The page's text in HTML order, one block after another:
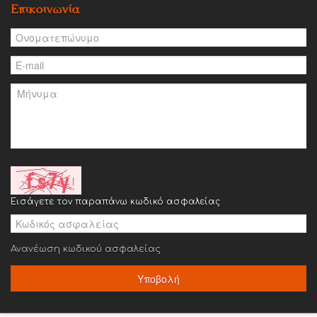
Επικοινωνία
Εισάγετε τον παραπάνω κωδικό ασφαλείας
Ανανέωση κωδικού ασφαλείας
Υποβολή